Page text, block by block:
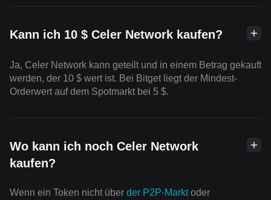
Kann ich 10 $ Celer Network kaufen?
Ja, Celer Network kann geteilt und in einem Betrag gekauft
werden, der 10 $ wert ist. Bei Bitget liegt der Mindest-
Orderwert auf dem Spotmarkt bei 5 $.
Wo kann ich noch Celer Network
kaufen?
Wenn ein Token nicht über der P2P-Marktoder